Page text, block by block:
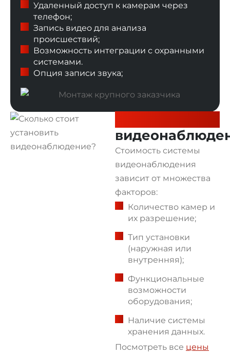
Удаленный доступ к камерам через
телефон;
Запись видео для анализа
происшествий;
Возможность интеграции с охранными
системами.
Опция записи звука;
Стоимость системы
видеонаблюдения
зависит от множества
факторов:
Количество камер и
их разрешение;
Тип установки
(наружная или
внутренняя);
Функциональные
возможности
оборудования;
Наличие системы
хранения данных.
Посмотреть все цены